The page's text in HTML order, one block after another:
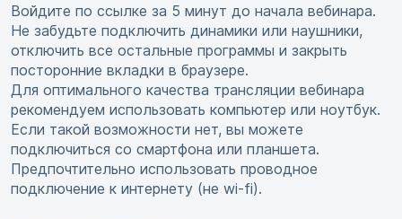
Войдите по ссылке за 5 минут до начала вебинара.
Не забудьте подключить динамики или наушники,
отключить все остальные программы и закрыть
посторонние вкладки в браузере.
Для оптимального качества трансляции вебинара
рекомендуем использовать компьютер или ноутбук.
Если такой возможности нет, вы можете
подключиться со смартфона или планшета.
Предпочтительно использовать проводное
подключение к интернету (не wi-fi).